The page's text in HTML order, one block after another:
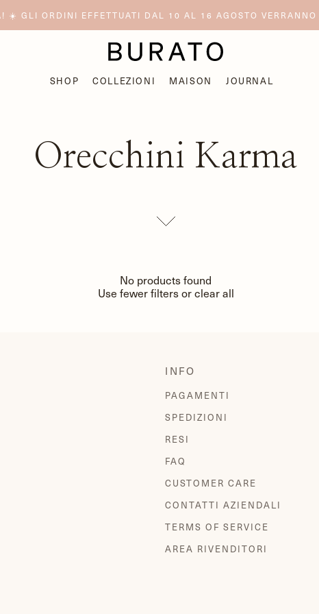
☀️ GLI ORDINI EFFETTUATI DAL 10 AL 16 AGOSTO
SHOP COLLEZIONI MAISON JOURNAL
Orecchini Karma
No products found
Use fewer filters orclear all
INFO
PAGAMENTI
SPEDIZIONI
RESI
FAQ
CUSTOMER CARE
CONTATTI AZIENDALI
TERMS OF SERVICE
AREA RIVENDITORI